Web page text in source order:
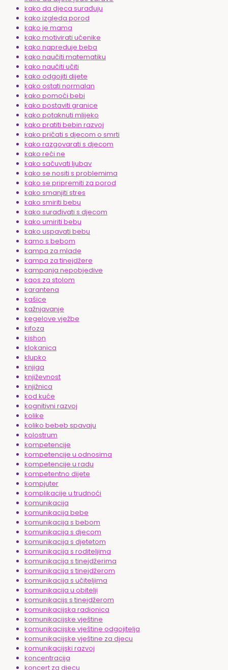
kako da djeca surađuju
kako izgleda porod
kako je mama
kako motivirati učenike
kako napreduje beba
kako naučiti matematiku
kako naučiti učiti
kako odgojiti dijete
kako ostati normalan
kako pomoći bebi
kako postaviti granice
kako potaknuti mlijeko
kako pratiti bebin razvoj
kako pričati s djecom o smrti
kako razgovarati s djecom
kako reći ne
kako sačuvati ljubav
kako se nositi s problemima
kako se pripremiti za porod
kako smanjiti stres
kako smiriti bebu
kako surađivati s djecom
kako umiriti bebu
kako uspavati bebu
kamo s bebom
kampa za mlade
kampa za tinejdžere
kampanja nepobjedive
kaos za stolom
karantena
kašice
kažnjavanje
kegelove vježbe
kifoza
kishon
klokanica
klupko
knjiga
književnost
knjižnica
kod kuće
kognitivni razvoj
kolike
koliko bebeb spavaju
kolostrum
kompetencije
kompetencije u odnosima
kompetencije u radu
kompetentno dijete
kompjuter
komplikacije u trudnoći
komunikacija
komunikacija bebe
komunikacija s bebom
komunikacija s djecom
komunikacija s djetetom
komunikacija s roditeljima
komunikacija s tinejdžerima
komunikacija s tinejdžerom
komunikacija s učiteljima
komunikacija u obitelji
komunikacijs s tinejdžerom
komunikacijska radionica
komunikacijske vještine
komunikacijske vještine odgojitelja
komunikacijske vještine za djecu
komunikacijski razvoj
koncentracija
koncert za djecu